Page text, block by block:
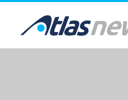
common.go-to-content